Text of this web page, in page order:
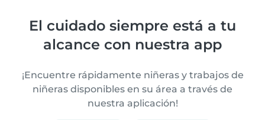
El cuidado siempre está a tu
alcance con nuestra app
¡Encuentre rápidamente niñeras y trabajos de
niñeras disponibles en su área a través de
nuestra aplicación!